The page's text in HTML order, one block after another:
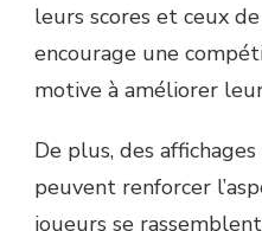
leurs scores et ceux
encourage une
motive à améliorer
De plus, des
peuvent renforcer
joueurs se